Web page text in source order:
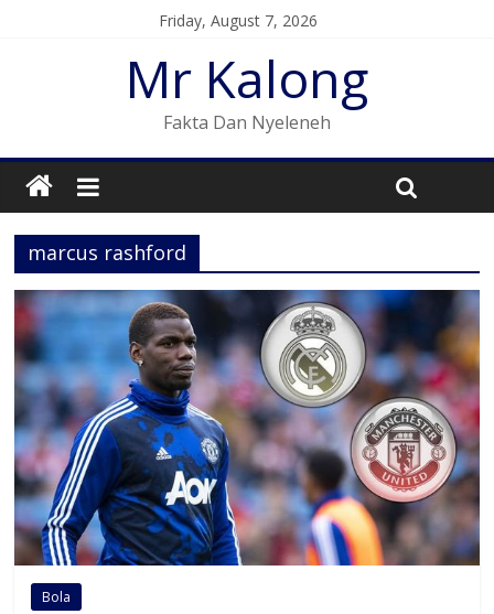
Friday, August 7, 2026
Mr Kalong
Fakta Dan Nyeleneh
marcus rashford
Bola